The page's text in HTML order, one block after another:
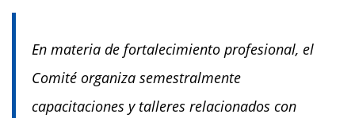
En materia de fortalecimiento profesional, el
Comité organiza semestralmente
capacitaciones y talleres relacionados con